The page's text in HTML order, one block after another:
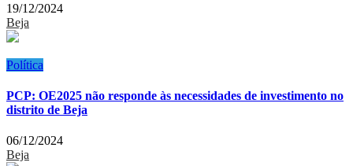
19/12/2024
Beja
Política
PCP: OE2025 não responde às necessidades de investimento no
distrito de Beja
06/12/2024
Beja